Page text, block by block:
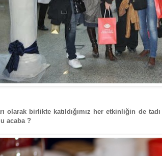
olarak birlikte katıldığımız her etkinliğin de
acaba ?